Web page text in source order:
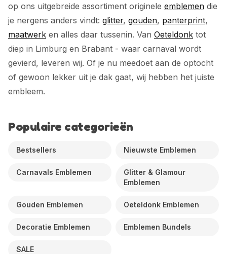
op ons uitgebreide assortiment originele emblemen die
je nergens anders vindt: glitter, gouden, panterprint,
maatwerk en alles daar tussenin. Van Oeteldonk tot
diep in Limburg en Brabant - waar carnaval wordt
gevierd, leveren wij. Of je nu meedoet aan de optocht
of gewoon lekker uit je dak gaat, wij hebben het juiste
embleem.
Populaire categorieën
Bestsellers Nieuwste Emblemen
Carnavals Emblemen
Glitter & Glamour
Emblemen
Gouden Emblemen Oeteldonk Emblemen
Decoratie Emblemen Emblemen Bundels
SALE